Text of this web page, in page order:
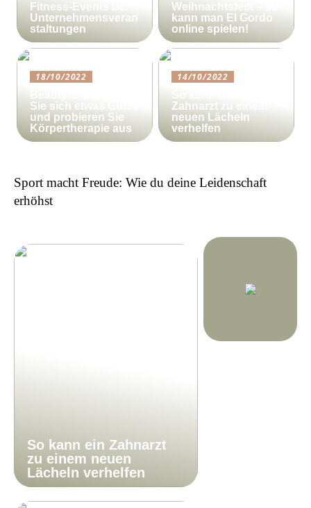
Fitness-Events bei
Unternehmensveran
staltungen
Weihnachtsfest – so
kann man El Gordo
online spielen!
18/10/2022
Sie sich etwas Gutes
und probieren Sie
Körpertherapie aus
14/10/2022
Zahnarzt zu einem
neuen Lächeln
verhelfen
Sport macht Freude: Wie du deine Leidenschaft
erhöhst
So kann ein Zahnarzt
zu einem neuen
Lächeln verhelfen